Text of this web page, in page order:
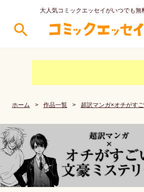
大人気コミックエッセイがいつでも無
search
ホーム > 作品一覧 > 超訳マンガ×オチがす